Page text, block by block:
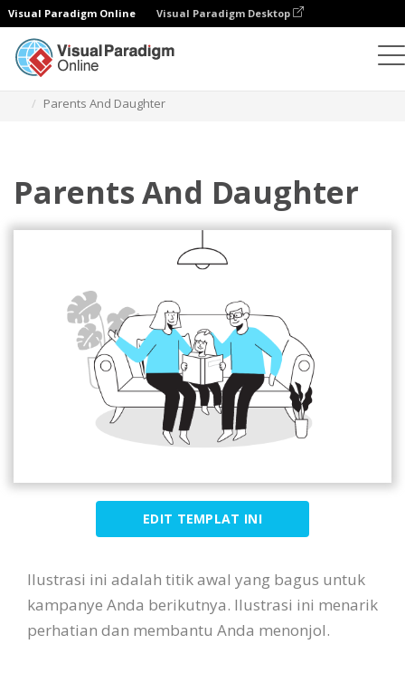
Visual Paradigm Online Visual Paradigm Desktop
Parents And Daughter
Parents And Daughter
EDIT TEMPLAT INI
Ilustrasi ini adalah titik awal yang bagus untuk
kampanye Anda berikutnya. Ilustrasi ini menarik
perhatian dan membantu Anda menonjol.